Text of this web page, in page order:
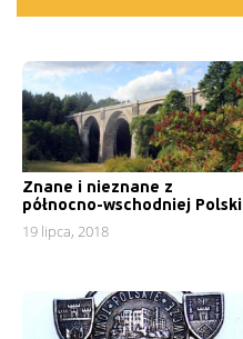
Znane i nieznane z
północno-wschodniej Polski
19 lipca, 2018